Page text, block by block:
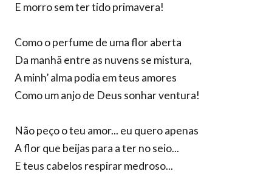
E morro sem ter tido primavera!
Como o perfume de uma flor aberta
Da manhã entre as nuvens se mistura,
A minh’ alma podia em teus amores
Como um anjo de Deus sonhar ventura!
Não peço o teu amor... eu quero apenas
A flor que beijas para a ter no seio...
E teus cabelos respirar medroso...